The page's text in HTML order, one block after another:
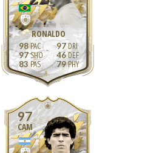
RONALDO
98
97
83
97
46
79
97
CAM